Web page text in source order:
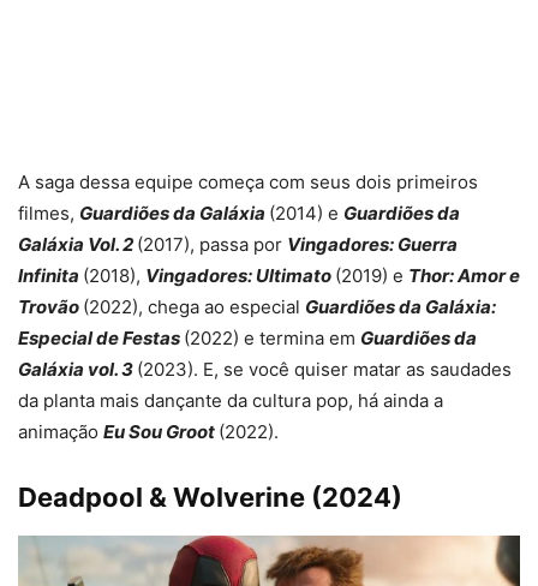
A saga dessa equipe começa com seus dois primeiros
filmes, Guardiões da Galáxia (2014) e Guardiões da
Galáxia Vol. 2 (2017), passa por Vingadores: Guerra
Infinita (2018), Vingadores: Ultimato (2019) e Thor: Amor e
Trovão (2022), chega ao especial Guardiões da Galáxia:
Especial de Festas (2022) e termina em Guardiões da
Galáxia vol. 3 (2023). E, se você quiser matar as saudades
da planta mais dançante da cultura pop, há ainda a
animação Eu Sou Groot (2022).
Deadpool & Wolverine (2024)